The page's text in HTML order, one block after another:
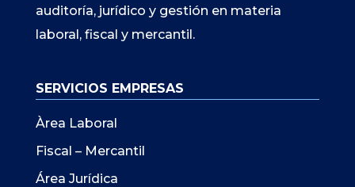
auditoría, jurídico y gestión en materia
laboral, fiscal y mercantil.
SERVICIOS EMPRESAS
Àrea Laboral
Fiscal – Mercantil
Área Jurídica